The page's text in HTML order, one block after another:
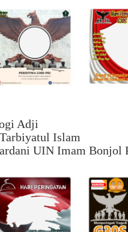
Adji
Islam
UIN Imam Bonjol